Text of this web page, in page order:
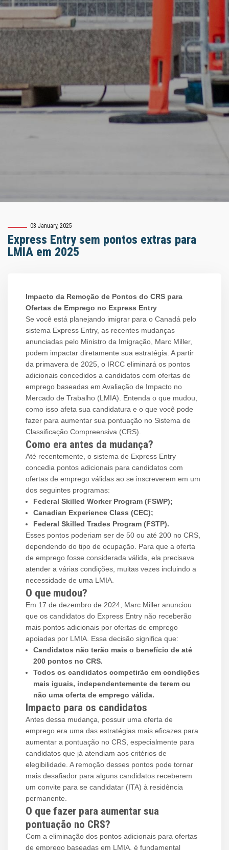
03 January, 2025
Express Entry sem pontos extras para
LMIA em 2025
Impacto da Remoção de Pontos do CRS para
Ofertas de Emprego no Express Entry
Se você está planejando imigrar para o Canadá pelo
sistema Express Entry, as recentes mudanças
anunciadas pelo Ministro da Imigração, Marc Miller,
podem impactar diretamente sua estratégia. A partir
da primavera de 2025, o IRCC eliminará os pontos
adicionais concedidos a candidatos com ofertas de
emprego baseadas em Avaliação de Impacto no
Mercado de Trabalho (LMIA). Entenda o que mudou,
como isso afeta sua candidatura e o que você pode
fazer para aumentar sua pontuação no Sistema de
Classificação Compreensiva (CRS).
Como era antes da mudança?
Até recentemente, o sistema de Express Entry
concedia pontos adicionais para candidatos com
ofertas de emprego válidas ao se inscreverem em um
dos seguintes programas:
Federal Skilled Worker Program (FSWP);
Canadian Experience Class (CEC);
Federal Skilled Trades Program (FSTP).
Esses pontos poderiam ser de 50 ou até 200 no CRS,
dependendo do tipo de ocupação. Para que a oferta
de emprego fosse considerada válida, ela precisava
atender a várias condições, muitas vezes incluindo a
necessidade de uma LMIA.
O que mudou?
Em 17 de dezembro de 2024, Marc Miller anunciou
que os candidatos do Express Entry não receberão
mais pontos adicionais por ofertas de emprego
apoiadas por LMIA. Essa decisão significa que:
Candidatos não terão mais o benefício de até
200 pontos no CRS.
Todos os candidatos competirão em condições
mais iguais, independentemente de terem ou
não uma oferta de emprego válida.
Impacto para os candidatos
Antes dessa mudança, possuir uma oferta de
emprego era uma das estratégias mais eficazes para
aumentar a pontuação no CRS, especialmente para
candidatos que já atendiam aos critérios de
elegibilidade. A remoção desses pontos pode tornar
mais desafiador para alguns candidatos receberem
um convite para se candidatar (ITA) à residência
permanente.
O que fazer para aumentar sua
pontuação no CRS?
Com a eliminação dos pontos adicionais para ofertas
de emprego baseadas em LMIA, é fundamental